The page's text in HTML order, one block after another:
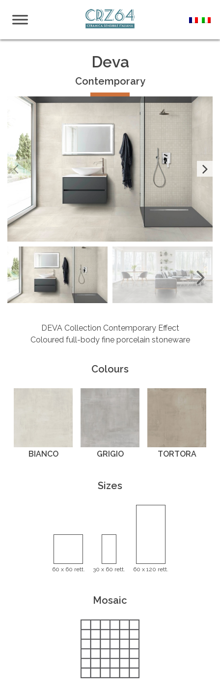
Deva
Contemporary
Next
DEVA Collection Contemporary Effect
Coloured full-body fine porcelain stoneware
Colours
BIANCO GRIGIO TORTORA
Sizes
60 x 60 rett. 30 x 60 rett. 60 x 120 rett.
Mosaic